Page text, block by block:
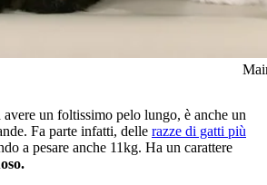
avere un foltissimo pelo lungo, è anche un
Fa parte infatti, delle razze di gatti più
a pesare anche 11kg. Ha un carattere